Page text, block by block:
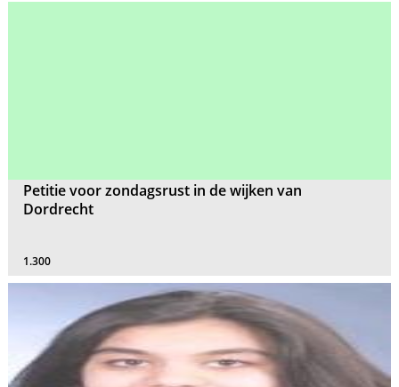
Petitie voor zondagsrust in de wijken van
Dordrecht
1.300